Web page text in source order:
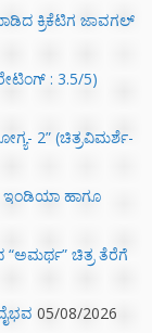
ಕ್ರಿಕೆಟಿಗ ಜಾವಗಲ್
: 3.5/5)
2” (ಚಿತ್ರವಿಮರ್ಶೆ-
ಹಾಗೂ
ಚಿತ್ರ ತೆರೆಗೆ
05/08/2026